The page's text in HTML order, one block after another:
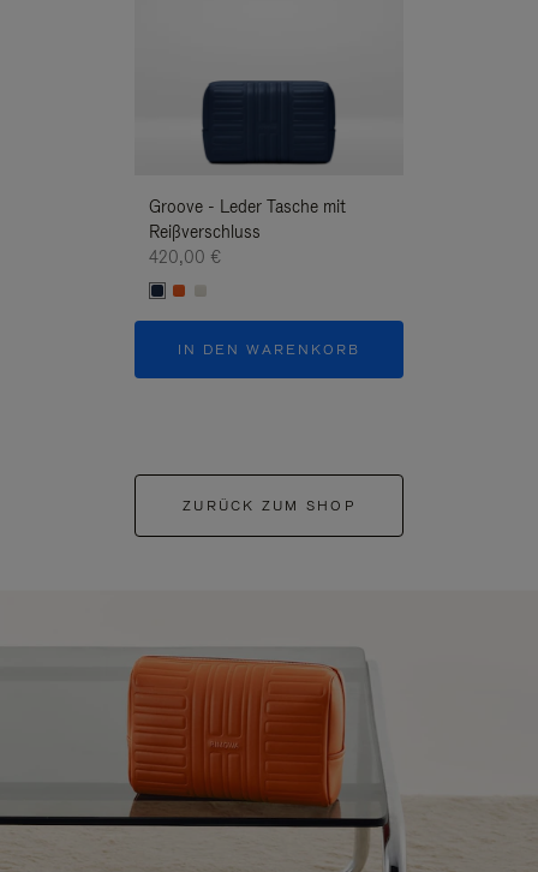
Groove - Leder Tasche mit
Reißverschluss
420,00 €
IN DEN WARENKORB
ZURÜCK ZUM SHOP